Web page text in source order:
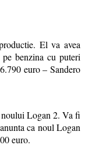
El va avea
benzina cu puteri
euro – Sandero
noului Logan 2. Va fi
ca noul Logan
euro.